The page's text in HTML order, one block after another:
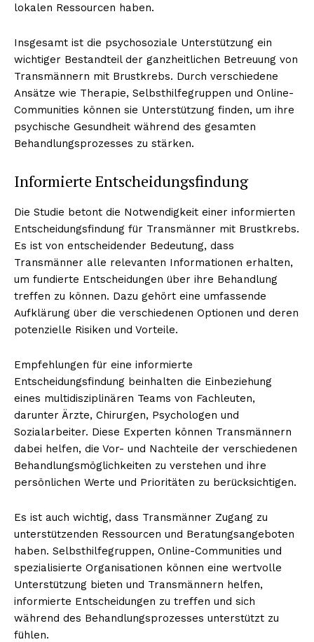
lokalen Ressourcen haben.
Insgesamt ist die psychosoziale Unterstützung ein
wichtiger Bestandteil der ganzheitlichen Betreuung von
Transmännern mit Brustkrebs. Durch verschiedene
Ansätze wie Therapie, Selbsthilfegruppen und Online-
Communities können sie Unterstützung finden, um ihre
psychische Gesundheit während des gesamten
Behandlungsprozesses zu stärken.
Informierte Entscheidungsfindung
Die Studie betont die Notwendigkeit einer informierten
Entscheidungsfindung für Transmänner mit Brustkrebs.
Es ist von entscheidender Bedeutung, dass
Transmänner alle relevanten Informationen erhalten,
um fundierte Entscheidungen über ihre Behandlung
treffen zu können. Dazu gehört eine umfassende
Aufklärung über die verschiedenen Optionen und deren
potenzielle Risiken und Vorteile.
Empfehlungen für eine informierte
Entscheidungsfindung beinhalten die Einbeziehung
eines multidisziplinären Teams von Fachleuten,
darunter Ärzte, Chirurgen, Psychologen und
Sozialarbeiter. Diese Experten können Transmännern
dabei helfen, die Vor- und Nachteile der verschiedenen
Behandlungsmöglichkeiten zu verstehen und ihre
persönlichen Werte und Prioritäten zu berücksichtigen.
Es ist auch wichtig, dass Transmänner Zugang zu
unterstützenden Ressourcen und Beratungsangeboten
haben. Selbsthilfegruppen, Online-Communities und
spezialisierte Organisationen können eine wertvolle
Unterstützung bieten und Transmännern helfen,
informierte Entscheidungen zu treffen und sich
während des Behandlungsprozesses unterstützt zu
fühlen.